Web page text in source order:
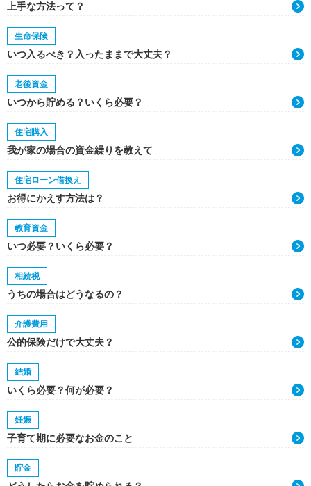
上手な方法って？
生命保険
いつ入るべき？入ったままで大丈夫？
老後資金
いつから貯める？いくら必要？
住宅購入
我が家の場合の資金繰りを教えて
住宅ローン借換え
お得にかえす方法は？
教育資金
いつ必要？いくら必要？
相続税
うちの場合はどうなるの？
介護費用
公的保険だけで大丈夫？
結婚
いくら必要？何が必要？
妊娠
子育て期に必要なお金のこと
貯金